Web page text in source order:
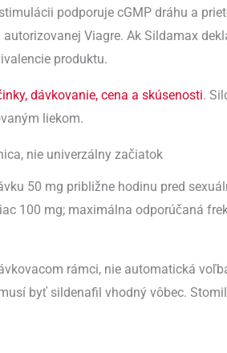
podporuje cGMP dráhu a
Viagre. Ak Sildamax
produktu.
dávkovanie, cena a skúsenosti.
liekom.
nie univerzálny začiatok
50 mg približne hodinu pred
100 mg; maximálna odporúčaná
rámci, nie automatická
byť sildenafil vhodný vôbec.